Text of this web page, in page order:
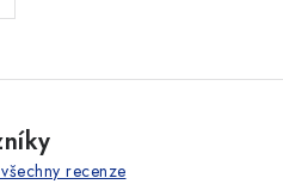
recenze